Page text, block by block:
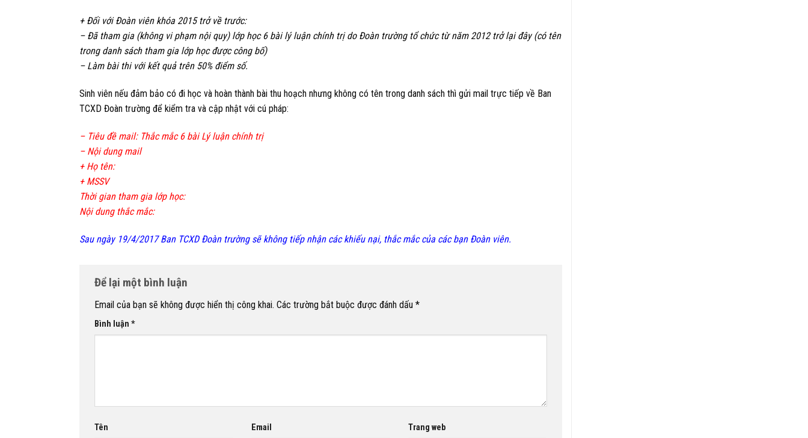
+ Đối với Đoàn viên khóa 2015 trở về trước:
– Đã tham gia (không vi phạm nội quy) lớp học 6 bài lý luận chính trị do Đoàn trường tổ chức từ năm 2012 trở lại đây (có tên
trong danh sách tham gia lớp học được công bố)
– Làm bài thi với kết quả trên 50% điểm số.
Sinh viên nếu đảm bảo có đi học và hoàn thành bài thu hoạch nhưng không có tên trong danh sách thì gửi mail trực tiếp về Ban
TCXD Đoàn trường để kiểm tra và cập nhật với cú pháp:
– Tiêu đề mail: Thắc mắc 6 bài Lý luận chính trị
– Nội dung mail
+ Họ tên:
+ MSSV
Thời gian tham gia lớp học:
Nội dung thắc mắc:
Sau ngày 19/4/2017 Ban TCXD Đoàn trường sẽ không tiếp nhận các khiếu nại, thắc mắc của các bạn Đoàn viên.
Để lại một bình luận
Email của bạn sẽ không được hiển thị công khai. Các trường bắt buộc được đánh dấu *
Bình luận *
Tên Email Trang web